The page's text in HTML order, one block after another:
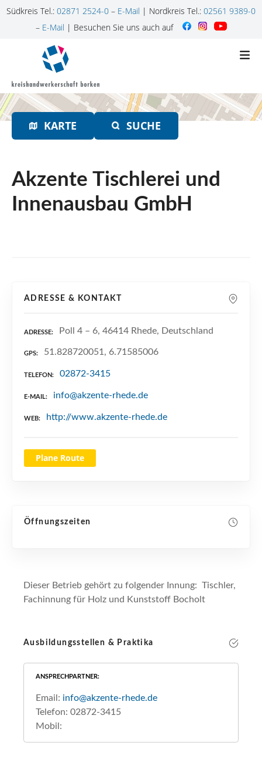
Südkreis Tel.: 02871 2524-0 – E-Mail | Nordkreis Tel.: 02561 9389-0
– E-Mail | Besuchen Sie uns auch auf
n
h
KARTE SUCHE
Akzente Tischlerei und
Innenausbau GmbH
ADRESSE & KONTAKT
ADRESSE Poll 4 – 6, 46414 Rhede, Deutschland
GPS 51.828720051, 6.71585006
TELEFON 02872-3415
E-MAIL info@akzente-rhede.de
WEB http://www.akzente-rhede.de
Plane Route
Öffnungszeiten
Dieser Betrieb gehört zu folgender Innung: Tischler,
Fachinnung für Holz und Kunststoff Bocholt
Ausbildungsstellen & Praktika
ANSPRECHPARTNER
Email: info@akzente-rhede.de
Telefon: 02872-3415
Mobil: